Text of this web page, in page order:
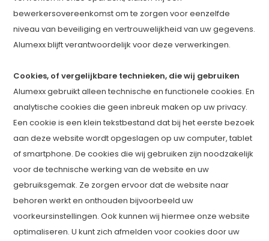
bewerkersovereenkomst om te zorgen voor eenzelfde
niveau van beveiliging en vertrouwelijkheid van uw gegevens.
Alumexx blijft verantwoordelijk voor deze verwerkingen.
Cookies, of vergelijkbare technieken, die wij gebruiken
Alumexx gebruikt alleen technische en functionele cookies. En
analytische cookies die geen inbreuk maken op uw privacy.
Een cookie is een klein tekstbestand dat bij het eerste bezoek
aan deze website wordt opgeslagen op uw computer, tablet
of smartphone. De cookies die wij gebruiken zijn noodzakelijk
voor de technische werking van de website en uw
gebruiksgemak. Ze zorgen ervoor dat de website naar
behoren werkt en onthouden bijvoorbeeld uw
voorkeursinstellingen. Ook kunnen wij hiermee onze website
optimaliseren. U kunt zich afmelden voor cookies door uw